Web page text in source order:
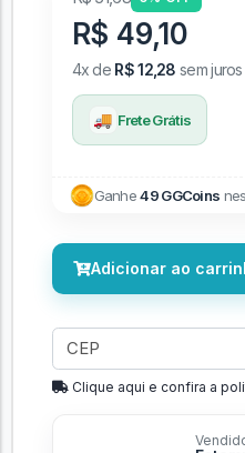
R$ 49,10
4x de R$ 12,28 sem juros
🚚 Frete Grátis
Ganhe49 GGCoins
Adicionar ao
Clique aqui e confira a